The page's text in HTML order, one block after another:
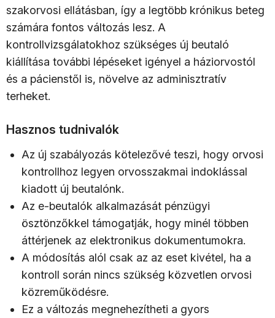
szakorvosi ellátásban, így a legtöbb krónikus beteg
számára fontos változás lesz. A
kontrollvizsgálatokhoz szükséges új beutaló
kiállítása további lépéseket igényel a háziorvostól
és a pácienstől is, növelve az adminisztratív
terheket.
Hasznos tudnivalók
Az új szabályozás kötelezővé teszi, hogy orvosi
kontrollhoz legyen orvosszakmai indoklással
kiadott új beutalónk.
Az e-beutalók alkalmazását pénzügyi
ösztönzőkkel támogatják, hogy minél többen
áttérjenek az elektronikus dokumentumokra.
A módosítás alól csak az az eset kivétel, ha a
kontroll során nincs szükség közvetlen orvosi
közreműködésre.
Ez a változás megnehezítheti a gyors